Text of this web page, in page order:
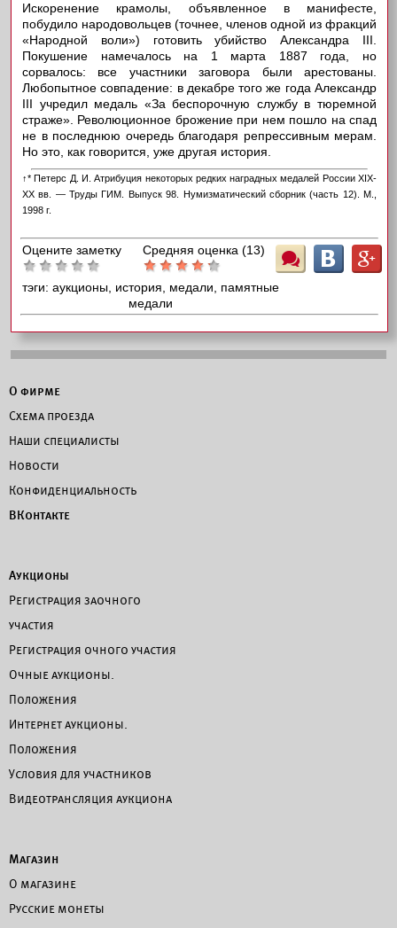
Искоренение крамолы, объявленное в манифесте,
побудило народовольцев (точнее, членов одной из фракций
«Народной воли») готовить убийство Александра III.
Покушение намечалось на 1 марта 1887 года, но
сорвалось: все участники заговора были арестованы.
Любопытное совпадение: в декабре того же года Александр
III учредил медаль «За беспорочную службу в тюремной
страже». Революционное брожение при нем пошло на спад
не в последнюю очередь благодаря репрессивным мерам.
Но это, как говорится, уже другая история.
↑* Петерс Д. И. Атрибуция некоторых редких наградных медалей России XIX-
XX вв. — Труды ГИМ. Выпуск 98. Нумизматический сборник (часть 12). М.,
1998 г.
Оцените заметку Средняя оценка (13)
тэги: аукционы, история, медали, памятные
медали
Ш B G
О фирме
Схема проезда
Наши специалисты
Новости
Конфиденциальность
ВКонтакте
Аукционы
Регистрация заочного
участия
Регистрация очного участия
Очные аукционы.
Положения
Интернет аукционы.
Положения
Условия для участников
Видеотрансляция аукциона
Магазин
О магазине
Русские монеты